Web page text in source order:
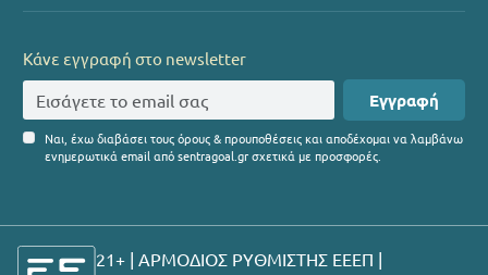
Κάνε εγγραφή στο newsletter
Εγγραφή
Ναι, έχω διαβάσει τους όρους & προυποθέσεις και αποδέχομαι να λαμβάνω
ενημερωτικά email από sentragoal.gr σχετικά με προσφορές.
21+ | ΑΡΜΟΔΙΟΣ ΡΥΘΜΙΣΤΗΣ ΕΕΕΠ |